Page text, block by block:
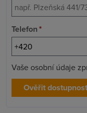
Telefon*
Vaše osobní údaje
Ověřit dostupnost